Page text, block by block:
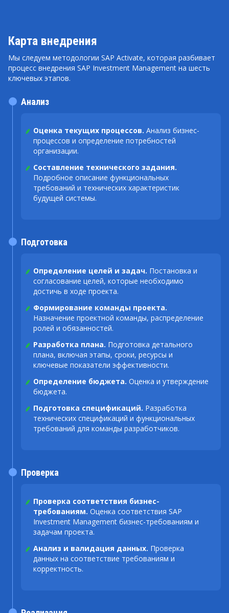
Карта внедрения
Мы следуем методологии SAP Activate, которая разбивает
процесс внедрения SAP Investment Management на шесть
ключевых этапов.
Оценка текущих процессов. Анализ бизнес-
процессов и определение потребностей
организации.
Составление технического задания.
Подробное описание функциональных
требований и технических характеристик
будущей системы.
Анализ
Определение целей и задач. Постановка и
согласование целей, которые необходимо
достичь в ходе проекта.
Формирование команды проекта.
Назначение проектной команды, распределение
ролей и обязанностей.
Разработка плана. Подготовка детального
плана, включая этапы, сроки, ресурсы и
ключевые показатели эффективности.
Определение бюджета. Оценка и утверждение
бюджета.
Подготовка спецификаций. Разработка
технических спецификаций и функциональных
требований для команды разработчиков.
Подготовка
Проверка соответствия бизнес-
требованиям. Оценка соответствия SAP
Investment Management бизнес-требованиям и
задачам проекта.
Анализ и валидация данных. Проверка
данных на соответствие требованиям и
корректность.
Проверка